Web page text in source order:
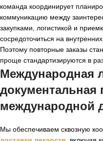
команда координирует
коммуникацию между
закупками, логистикой и
сосредоточиться на
Поэтому повторные заказы
проще стандартизируются в
Международная
документальная
международной
Мы обеспечиваем сквозную